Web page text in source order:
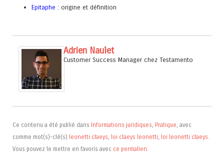
Epitaphe : origine et définition
Adrien Naulet
Customer Success Manager chez Testamento
Ce contenu a été publié dans Informations juridiques, Pratique, avec
comme mot(s)-clé(s) leonetti claeys, loi claeys leonetti, loi leonetti claeys.
Vous pouvez le mettre en favoris avec ce permalien.